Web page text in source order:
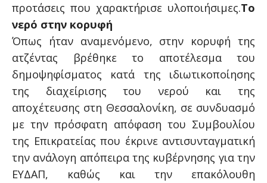
προτάσεις που χαρακτήρισε υλοποιήσιμες.Το
νερό στην κορυφή
Όπως ήταν αναμενόμενο, στην κορυφή της
ατζέντας βρέθηκε το αποτέλεσμα του
δημοψηφίσματος κατά της ιδιωτικοποίησης
της διαχείρισης του νερού και της
αποχέτευσης στη Θεσσαλονίκη, σε συνδυασμό
με την πρόσφατη απόφαση του Συμβουλίου
της Επικρατείας που έκρινε αντισυνταγματική
την ανάλογη απόπειρα της κυβέρνησης για την
ΕΥΔΑΠ, καθώς και την επακόλουθη